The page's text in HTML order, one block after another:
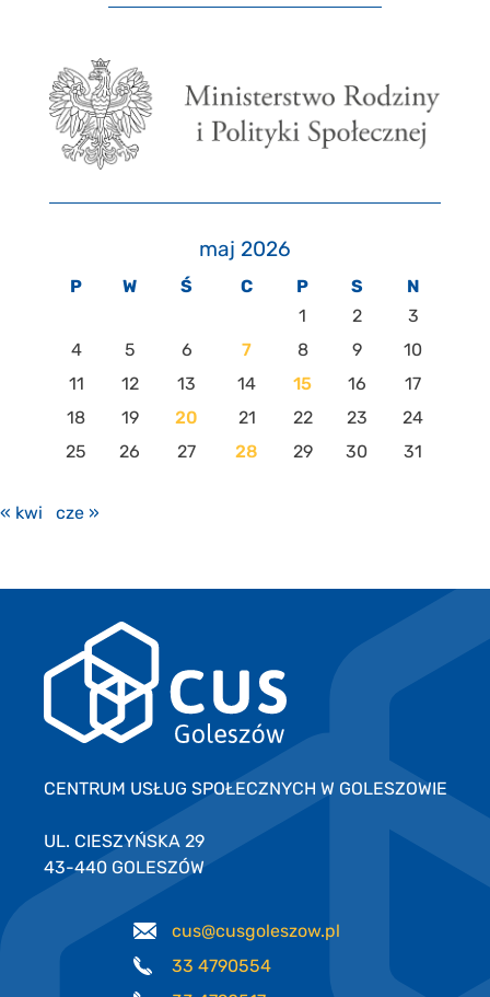
maj 2026
P W Ś C P S
N
1
2
3
4
5 6 7 8 9
10
11
12 13 14 15 16
17
18
19 20 21 22 23
24
25
26 27 28 29 30 31
« kwi cze »
CENTRUM USŁUG SPOŁECZNYCH W GOLESZOWIE
UL. CIESZYŃSKA 29
43-440 GOLESZÓW
cus@cusgoleszow.pl
33 4790554